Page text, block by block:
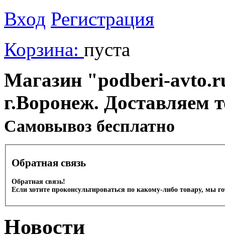
Вход Регистрация
Корзина: пуста
Магазин "podberi-
г.Воронеж. Доставляем
Cамовывоз бесплатно
Обратная связь
Обратная связь!
Если хотите проконсультироваться по какому-либо товару, мы
Новости